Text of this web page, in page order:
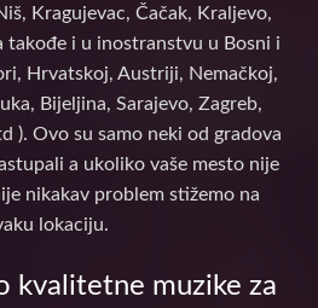
Kragujevac, Čačak, Kraljevo,
takođe i u inostranstvu u Bosni i
Hrvatskoj, Austriji, Nemačkoj,
Bijeljina, Sarajevo, Zagreb,
). Ovo su samo neki od gradova
a ukoliko vaše mesto nije
nikakav problem stižemo na
lokaciju.
kvalitetne muzike za